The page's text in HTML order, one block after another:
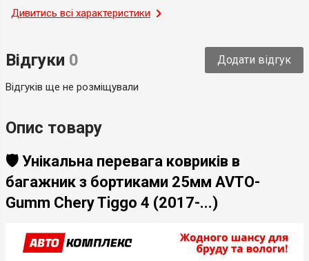
Місце застосування
Багажник
Країна-виробник
Дивитись всі характеристики
Відгуки 0 Додати відгук
Відгуків ще не розміщували
Опис товару
🛡️ Унікальна перевага ковриків в
багажник з бортиками 25мм AVTO-
Gumm Chery Tiggo 4 (2017-...)